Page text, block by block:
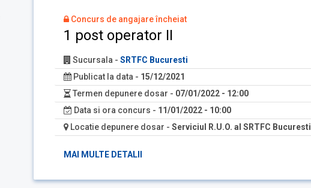
Concurs de angajare încheiat
1 post operator II
Sucursala - SRTFC Bucuresti
Publicat la data - 15/12/2021
Termen depunere dosar - 07/01/2022 - 12:00
Data si ora concurs - 11/01/2022 - 10:00
Locatie depunere dosar - Serviciul R.U.O. al SRTFC Bucuresti
MAI MULTE DETALII